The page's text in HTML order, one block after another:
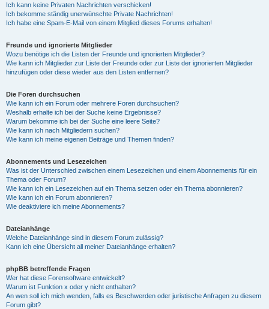
Ich kann keine Privaten Nachrichten verschicken!
Ich bekomme ständig unerwünschte Private Nachrichten!
Ich habe eine Spam-E-Mail von einem Mitglied dieses Forums erhalten!
Freunde und ignorierte Mitglieder
Wozu benötige ich die Listen der Freunde und ignorierten Mitglieder?
Wie kann ich Mitglieder zur Liste der Freunde oder zur Liste der ignorierten Mitglieder
hinzufügen oder diese wieder aus den Listen entfernen?
Die Foren durchsuchen
Wie kann ich ein Forum oder mehrere Foren durchsuchen?
Weshalb erhalte ich bei der Suche keine Ergebnisse?
Warum bekomme ich bei der Suche eine leere Seite?
Wie kann ich nach Mitgliedern suchen?
Wie kann ich meine eigenen Beiträge und Themen finden?
Abonnements und Lesezeichen
Was ist der Unterschied zwischen einem Lesezeichen und einem Abonnements für ein
Thema oder Forum?
Wie kann ich ein Lesezeichen auf ein Thema setzen oder ein Thema abonnieren?
Wie kann ich ein Forum abonnieren?
Wie deaktiviere ich meine Abonnements?
Dateianhänge
Welche Dateianhänge sind in diesem Forum zulässig?
Kann ich eine Übersicht all meiner Dateianhänge erhalten?
phpBB betreffende Fragen
Wer hat diese Forensoftware entwickelt?
Warum ist Funktion x oder y nicht enthalten?
An wen soll ich mich wenden, falls es Beschwerden oder juristische Anfragen zu diesem
Forum gibt?